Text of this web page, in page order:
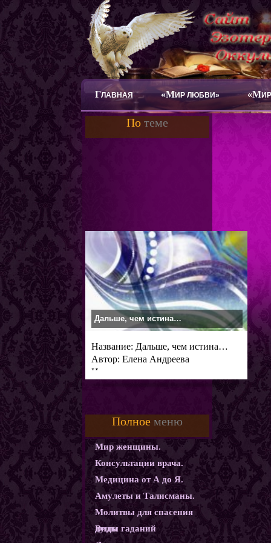
ГЛАВНАЯ «МИР ЛЮБВИ» «М
По теме
Дальше, чем истина…
Название: Дальше, чем истина…
Автор: Елена Андреева
Издательство:
Полное меню
Мир женщины.
Консультации врача.
Медицина от А до Я.
Амулеты и Талисманы.
Молитвы для спасения
души
Виды гаданий